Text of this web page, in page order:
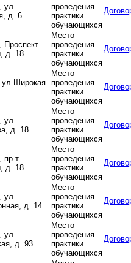
ул.
д. 6
проведения
практики
обучающихся
Проспект
д. 18
Место
проведения
практики
обучающихся
ул.Широкая
Место
проведения
практики
обучающихся
ул.
д. 18
Место
проведения
практики
обучающихся
пр-т
д. 18
Место
проведения
практики
обучающихся
ул.
д. 14
Место
проведения
практики
обучающихся
ул.
д. 93
Место
проведения
практики
обучающихся